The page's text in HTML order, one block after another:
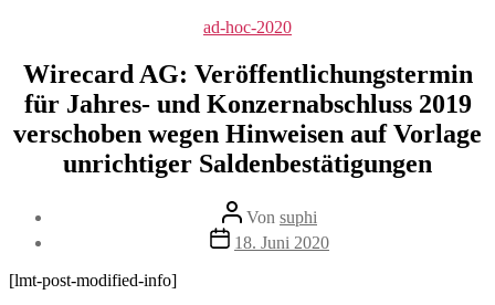
Kategorien
ad-hoc-2020
Wirecard AG: Veröffentlichungstermin
für Jahres- und Konzernabschluss 2019
verschoben wegen Hinweisen auf Vorlage
unrichtiger Saldenbestätigungen
Beitragsautor
Von suphi
Veröffentlichungsdatum
18. Juni 2020
[lmt-post-modified-info]